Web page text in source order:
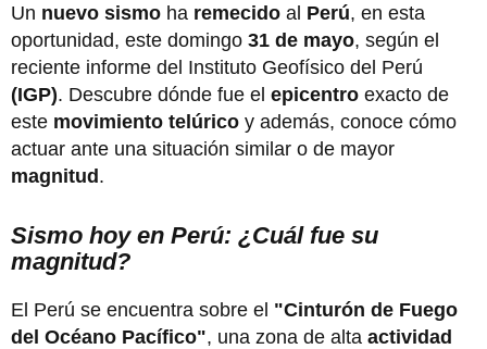
Un nuevo sismo ha remecido al Perú, en esta
oportunidad, este domingo 31 de mayo, según el
reciente informe del Instituto Geofísico del Perú
(IGP). Descubre dónde fue el epicentro exacto de
este movimiento telúrico y además, conoce cómo
actuar ante una situación similar o de mayor
magnitud.
Sismo hoy en Perú: ¿Cuál fue su
magnitud?
El Perú se encuentra sobre el "Cinturón de Fuego
del Océano Pacífico", una zona de alta actividad